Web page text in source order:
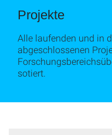
Projekte
Alle laufenden und in
abgeschlossenen
sotiert.